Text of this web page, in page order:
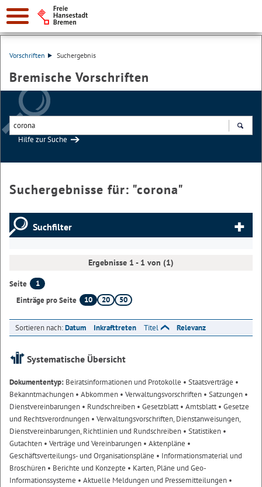
Vorschriften Suchergebnis
Bremische Vorschriften
Hilfe zur Suche
Suchergebnisse für: "corona"
Suchfilter
Ergebnisse 1 - 1 von (1)
Seite
1
Einträge pro Seite
10 20 50
Sortieren nach:Datum Inkrafttreten Titel Relevanz
Systematische Übersicht
Dokumententyp: Beiratsinformationen und Protokolle • Staatsverträge •
Bekanntmachungen • Abkommen • Verwaltungsvorschriften • Satzungen •
Dienstvereinbarungen • Rundschreiben • Gesetzblatt• Amtsblatt• Gesetze
und Rechtsverordnungen • Verwaltungsvorschriften, Dienstanweisungen,
Dienstvereinbarungen, Richtlinien und Rundschreiben • Statistiken •
Gutachten • Verträge und Vereinbarungen • Aktenpläne •
Geschäftsverteilungs- und Organisationspläne • Informationsmaterial und
Broschüren • Berichte und Konzepte • Karten, Pläne und Geo-
Informationssysteme • Aktuelle Meldungen und Pressemitteilungen •